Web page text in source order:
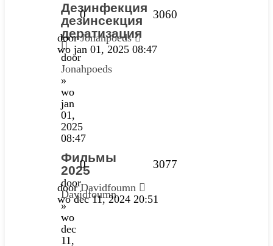
Дезинфекция
дезинсекция
дератизация
door
Jonahpoeds
»
wo
jan
01,
2025
08:47
0 3060
doorJonahpoeds
wo jan 01, 2025 08:47
Фильмы
2025
door
Davidfoumn
»
wo
dec
11,
0 3077
doorDavidfoumn
wo dec 11, 2024 20:51